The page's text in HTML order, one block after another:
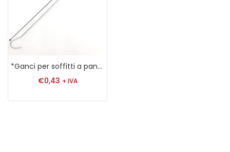
*Ganci per soffitti a pannello 700 mm
€0,43 + IVA